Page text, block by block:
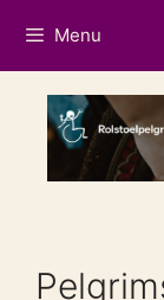
naar
de
inhoud
Menu